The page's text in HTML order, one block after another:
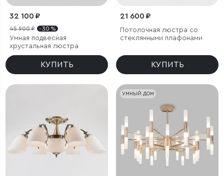
32 100 ₽
45 900 ₽ - 30 %
Умная подвесная
хрустальная люстра
КУПИТЬ
21 600 ₽
Потолочная люстра со
стеклянными плафонами
КУПИТЬ
УМНЫЙ ДОМ